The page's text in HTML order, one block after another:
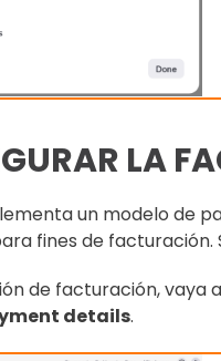
LA
un modelo de
fines de facturación.
de facturación, vaya
details.